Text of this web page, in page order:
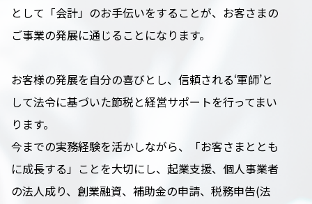
として「会計」のお手伝いをすることが、お客さまの
ご事業の発展に通じることになります。
お客様の発展を自分の喜びとし、信頼される‘軍師’と
して法令に基づいた節税と経営サポートを行ってまい
ります。
今までの実務経験を活かしながら、「お客さまととも
に成長する」ことを大切にし、起業支援、個人事業者
の法人成り、創業融資、補助金の申請、税務申告(法